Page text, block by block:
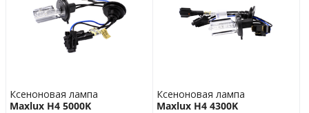
Ксеноновая лампа
Maxlux H4 5000K
Ксеноновая лампа
Maxlux H4 4300K